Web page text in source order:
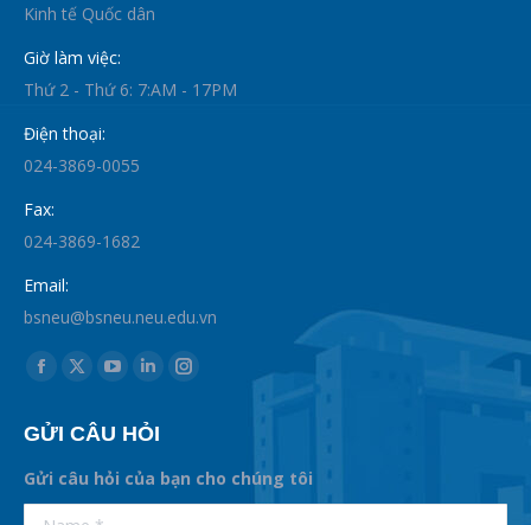
Kinh tế Quốc dân
Giờ làm việc:
Thứ 2 - Thứ 6: 7:AM - 17PM
Điện thoại:
024-3869-0055
Fax:
024-3869-1682
Email:
bsneu@bsneu.neu.edu.vn
Find us on:
Facebook
opens
in
new
X
opens
in
new
YouTube
opens
in
new
Linkedin
opens
in
new
Instagram
in
new
GỬI CÂU HỎI
Gửi câu hỏi của bạn cho chúng tôi
supertotobet
Name *